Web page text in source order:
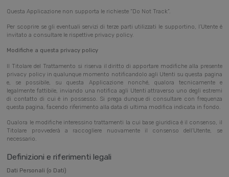
Questa Applicazione non supporta le richieste “Do Not Track”.
Per scoprire se gli eventuali servizi di terze parti utilizzati le supportino, l’Utente è
invitato a consultare le rispettive privacy policy.
Modifiche a questa privacy policy
Il Titolare del Trattamento si riserva il diritto di apportare modifiche alla presente
privacy policy in qualunque momento notificandolo agli Utenti su questa pagina
e, se possibile, su questa Applicazione nonché, qualora tecnicamente e
legalmente fattibile, inviando una notifica agli Utenti attraverso uno degli estremi
di contatto di cui è in possesso. Si prega dunque di consultare con frequenza
questa pagina, facendo riferimento alla data di ultima modifica indicata in fondo.
Qualora le modifiche interessino trattamenti la cui base giuridica è il consenso, il
Titolare provvederà a raccogliere nuovamente il consenso dell’Utente, se
necessario.
Definizioni e riferimenti legali
Dati Personali (o Dati)